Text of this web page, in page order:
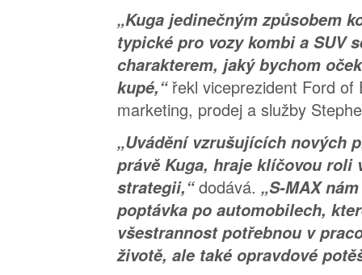
„Kuga jedinečným způsobem
typické pro vozy kombi a SUV
charakterem, jaký bychom
kupé,“řekl viceprezident Ford of
marketing, prodej a služby
„Uvádění vzrušujících nových
právě Kuga, hraje klíčovou roli
strategii,“dodává. „S-MAX
poptávka po automobilech,
všestrannost potřebnou v
životě, ale také opravdové